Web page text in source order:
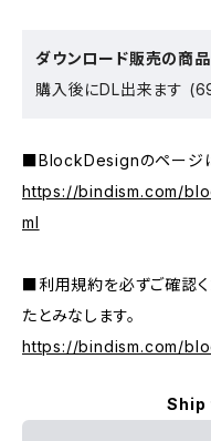
ダウンロード販売の商品
購入後にDL出来ます
■BlockDesignのページ
https://bindism.com/
ml
■利用規約を必ずご確認く
たとみなします。
https://bindism.com/
Ship